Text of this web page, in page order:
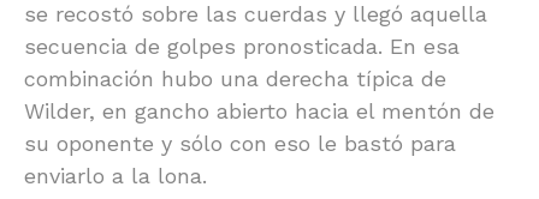
se recostó sobre las cuerdas y llegó aquella
secuencia de golpes pronosticada. En esa
combinación hubo una derecha típica de
Wilder, en gancho abierto hacia el mentón de
su oponente y sólo con eso le bastó para
enviarlo a la lona.